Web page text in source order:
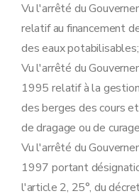
Art. 133
Art. 134
Art. 136
Art. 137
Art. 139
Art. 140
Art. 142
Art. 143
Art. 144
Art. 145
Art. 146
Vu l'arrêté du
relatif au financement
des eaux potabilisables;
Vu l'arrêté du
1995 relatif à la
des berges des cours
de dragage ou de
Vu l'arrêté du
1997 portant
l'article 2, 25°, du